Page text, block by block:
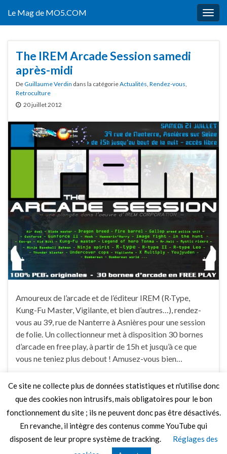
Le Mag de MO5.COM
The IREM Arcade Session samedi
après-midi
DeGuillaume Verdin dans la catégorieActualités, Rendez-vous,
Retroculture
20 juillet 2012
Amoureux de l’arcade et de l’éditeur IREM (R·Type,
Kung-Fu Master, Vigilante, et bien d’autres…), rendez-
vous au 39, rue de Nanterre à Asnières pour une session
de folie. Un collectionneur met à disposition 30 bornes
d’arcade en free play, à partir de 15h et jusqu’à ce que
vous ne teniez plus debout ! Amusez-vous bien…
Faire un commentaire
Ce site ne collecte plus de données statistiques et n'utilise donc
que des cookies non intrusifs, mais obligatoires pour le bon
fonctionnement du site ; ils ne peuvent donc pas être désactivés.
En revanche, il intègre des contenus comme YouTube qui
disposent de leur propre système de tracking.
Réglages des